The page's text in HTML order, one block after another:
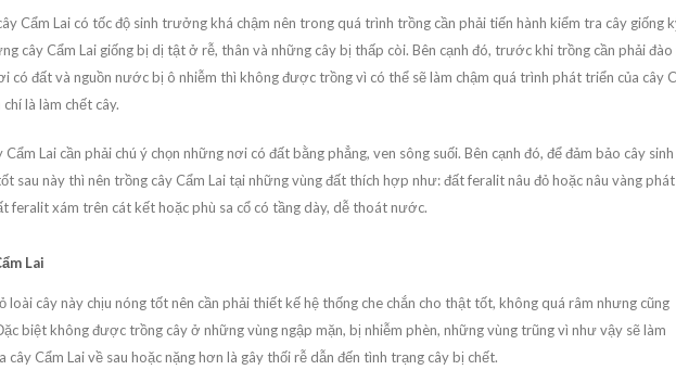
Cẩm Lai có tốc độ sinh trưởng khá chậm nên trong quá trình trồng cần phải tiến hành kiểm tra cây giống
cây Cẩm Lai giống bị dị tật ở rễ, thân và những cây bị thấp còi. Bên cạnh đó, trước khi trồng cần phải
có đất và nguồn nước bị ô nhiễm thì không được trồng vì có thể sẽ làm chậm quá trình phát triển của cây
là làm chết cây.
Lai cần phải chú ý chọn những nơi có đất bằng phẳng, ven sông suối. Bên cạnh đó, để đảm bảo cây sinh
sau này thì nên trồng cây Cẩm Lai tại những vùng đất thích hợp như: đất feralit nâu đỏ hoặc nâu vàng phát
feralit xám trên cát kết hoặc phù sa cổ có tầng dày, dễ thoát nước.
Lai
loài cây này chịu nóng tốt nên cần phải thiết kế hệ thống che chắn cho thật tốt, không quá râm nhưng cũng
biệt không được trồng cây ở những vùng ngập mặn, bị nhiễm phèn, những vùng trũng vì như vậy sẽ làm
cây Cẩm Lai về sau hoặc nặng hơn là gây thối rễ dẫn đến tình trạng cây bị chết.